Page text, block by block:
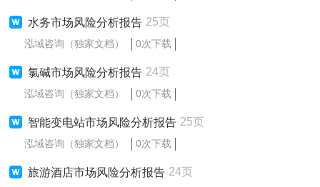
水务市场风险分析报告 25页
泓域咨询（独家文档） 0次下载
氯碱市场风险分析报告 24页
泓域咨询（独家文档） 0次下载
智能变电站市场风险分析报告 25页
泓域咨询（独家文档） 0次下载
旅游酒店市场风险分析报告 24页